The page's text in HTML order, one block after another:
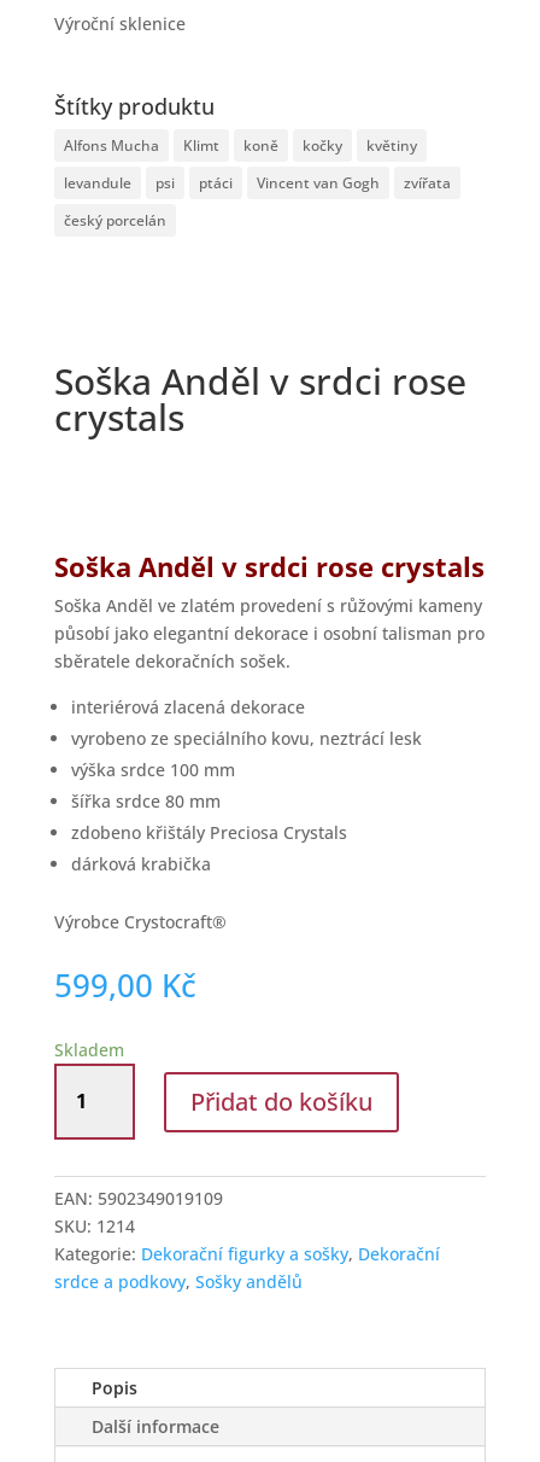
Výroční sklenice
Štítky produktu
Alfons Mucha Klimt koně kočky
květiny
levandule
psi ptáci Vincent van Gogh
zvířata
český porcelán
Soška Anděl v srdci rose
crystals
Soška Anděl v srdci rose crystals
Soška Anděl ve zlatém provedení s růžovými kameny
působí jako elegantní dekorace i osobní talisman pro
sběratele dekoračních sošek.
interiérová zlacená dekorace
vyrobeno ze speciálního kovu, neztrácí lesk
výška srdce 100 mm
šířka srdce 80 mm
zdobeno křištály Preciosa Crystals
dárková krabička
Výrobce Crystocraft®
599,00 Kč
Skladem
Anděl
v
rose
crystals
množství
Přidat do košíku
EAN: 5902349019109
SKU: 1214
Kategorie: Dekorační figurky a sošky, Dekorační
srdce a podkovy, Sošky andělů
Popis
Další informace